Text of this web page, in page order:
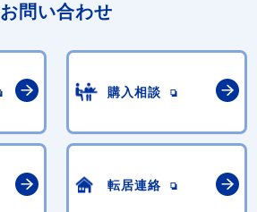
お問い合わせ
購入相談
転居連絡